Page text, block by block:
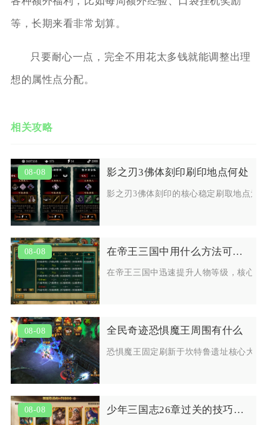
等，长期来看非常划算。
只要耐心一点，完全不用花太多钱就能调整出理
想的属性点分配。
相关攻略
08-08 影之刃3佛体刻印刷印地点何处
影之刃3佛体刻印的核心稳定刷取地点为
08-08 在帝王三国中用什么方法可以迅速提升人物等级
在帝王三国中迅速提升人物等级，核心
08-08 全民奇迹恐惧魔王周围有什么
恐惧魔王固定刷新于坎特鲁遗址核心大
08-08 少年三国志26章过关的技巧是什么